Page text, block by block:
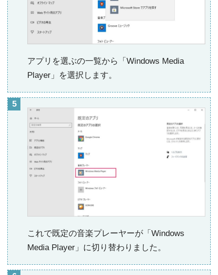
アプリを選ぶの一覧から「Windows Media
Player」を選択します。
これで既定の音楽プレーヤーが「Windows
Media Player」に切り替わりました。